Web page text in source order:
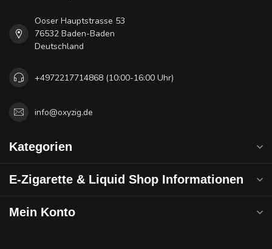
Ooser Hauptstrasse 53
76532 Baden-Baden
Deutschland
+4972217714868 (10:00-16:00 Uhr)
info@oxyzig.de
Kategorien
E-Zigarette & Liquid Shop Informationen
Mein Konto